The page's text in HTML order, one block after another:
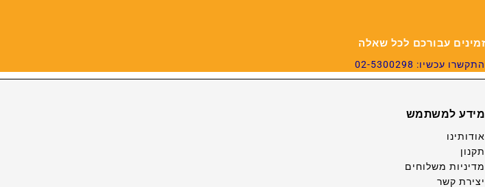
זמינים עבורכם לכל שאלה
התקשרו עכשיו: 02-5300298
מידע למשתמש
אודותינו
תקנון
מדיניות משלוחים
יצירת קשר